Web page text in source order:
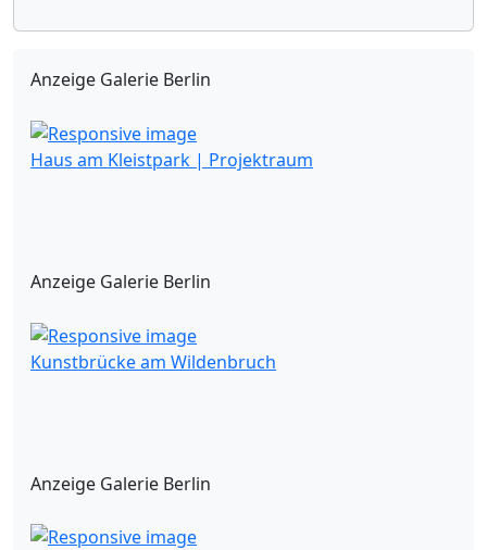
Anzeige Galerie Berlin
Haus am Kleistpark | Projektraum
Anzeige Galerie Berlin
Kunstbrücke am Wildenbruch
Anzeige Galerie Berlin